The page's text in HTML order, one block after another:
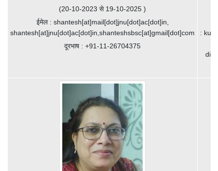
(20-10-2023 से 19-10-2025 )
ईमेल : shantesh[at]mail[dot]jnu[dot]ac[dot]in,
shantesh[at]jnu[dot]ac[dot]in,shanteshsbsc[at]gmail[dot]com
दूरभाष : +91-11-26704375
: